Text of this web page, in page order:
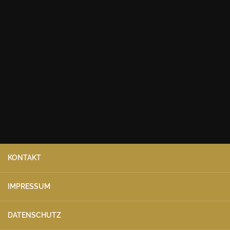
KONTAKT
IMPRESSUM
DATENSCHUTZ